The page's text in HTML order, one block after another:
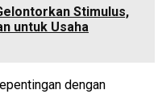
Stimulus,
untuk Usaha
dengan